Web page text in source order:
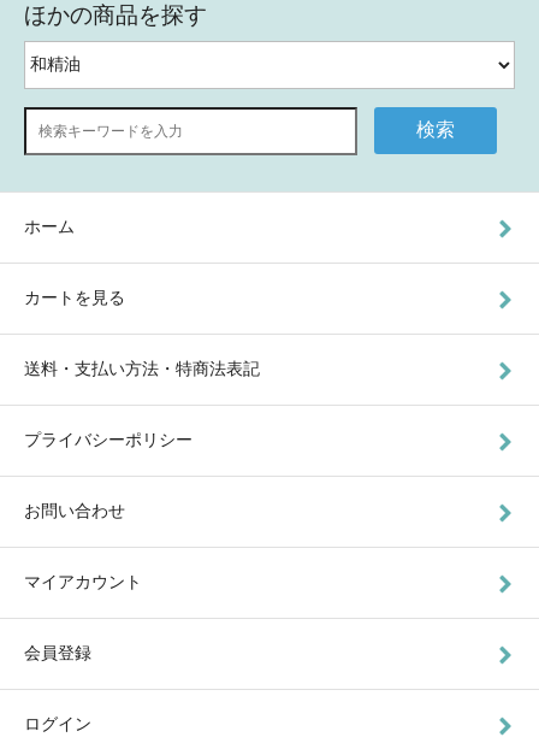
ほかの商品を探す
検索
ホーム
カートを見る
送料・支払い方法・特商法表記
プライバシーポリシー
お問い合わせ
マイアカウント
会員登録
ログイン